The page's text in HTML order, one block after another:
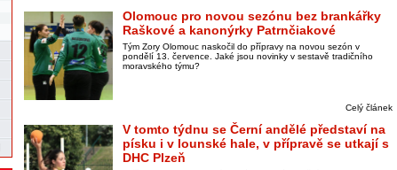
Olomouc pro novou sezónu bez brankářky
Raškové a kanonýrky Patrnčiakové
Tým Zory Olomouc naskočil do přípravy na novou sezón v
pondělí 13. července. Jaké jsou novinky v sestavě tradičního
moravského týmu?
Celý článek
V tomto týdnu se Černí andělé představí na
písku i v lounské hale, v přípravě se utkají s
DHC Plzeň